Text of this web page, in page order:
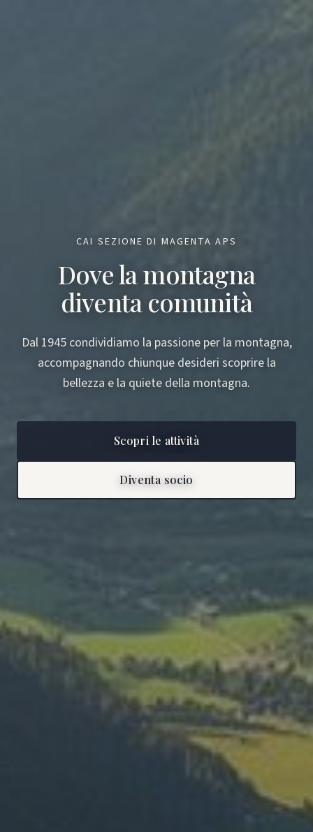
CAI SEZIONE DI MAGENTA APS
Dove la montagna
diventa comunità
Dal 1945 condividiamo la passione per la montagna,
accompagnando chiunque desideri scoprire la
bellezza e la quiete della montagna.
Scopri le attività
Diventa socio